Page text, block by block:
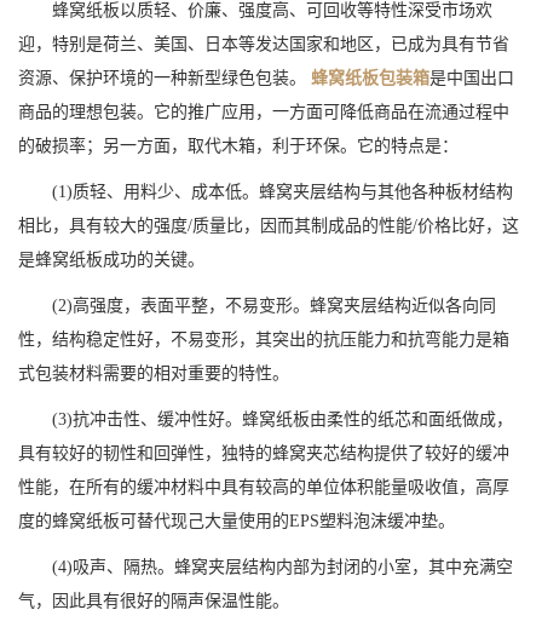
蜂窝纸板以质轻、价廉、强度高、可回收等特性深受市场欢
迎，特别是荷兰、美国、日本等发达国家和地区，已成为具有节省
资源、保护环境的一种新型绿色包装。 蜂窝纸板包装箱是中国出口
商品的理想包装。它的推广应用，一方面可降低商品在流通过程中
的破损率；另一方面，取代木箱，利于环保。它的特点是：
(1)质轻、用料少、成本低。蜂窝夹层结构与其他各种板材结构
相比，具有较大的强度/质量比，因而其制成品的性能/价格比好，这
是蜂窝纸板成功的关键。
(2)高强度，表面平整，不易变形。蜂窝夹层结构近似各向同
性，结构稳定性好，不易变形，其突出的抗压能力和抗弯能力是箱
式包装材料需要的相对重要的特性。
(3)抗冲击性、缓冲性好。蜂窝纸板由柔性的纸芯和面纸做成，
具有较好的韧性和回弹性，独特的蜂窝夹芯结构提供了较好的缓冲
性能，在所有的缓冲材料中具有较高的单位体积能量吸收值，高厚
度的蜂窝纸板可替代现己大量使用的EPS塑料泡沫缓冲垫。
(4)吸声、隔热。蜂窝夹层结构内部为封闭的小室，其中充满空
气，因此具有很好的隔声保温性能。